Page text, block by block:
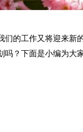
们的工作又将迎来新
？下面是小编为大